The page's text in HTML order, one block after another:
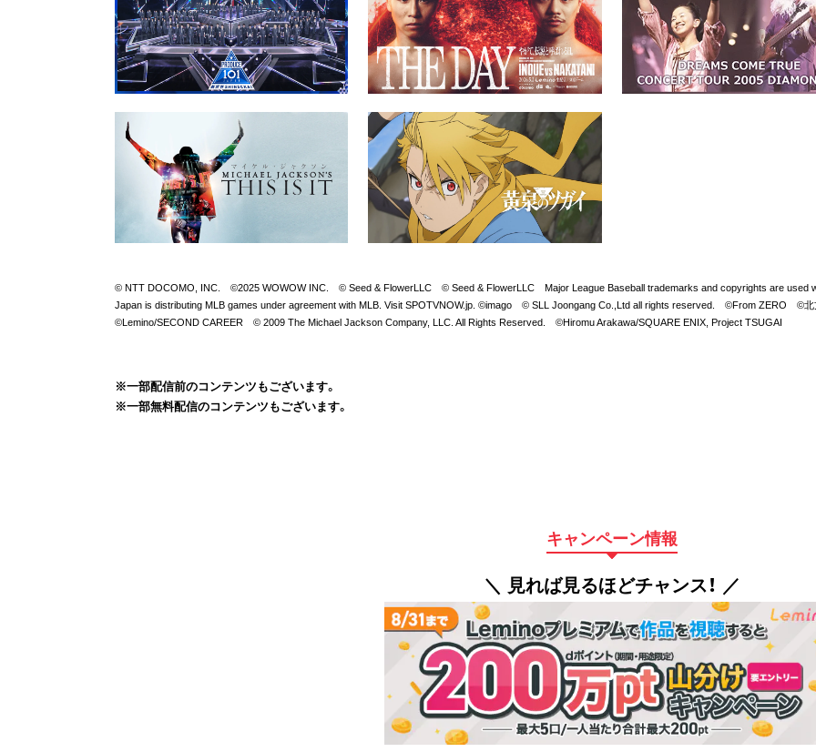
© NTT DOCOMO, INC. ©2025 WOWOW INC. © Seed & FlowerLLC © Seed & FlowerLLC Major League Baseball trademarks and copyrights are used
Japan is distributing MLB games under agreement with MLB. Visit SPOTVNOW.jp. ©imago © SLL Joongang Co.,Ltd all rights reserved. ©From ZERO
©Lemino/SECOND CAREER © 2009 The Michael Jackson Company, LLC. All Rights Reserved. ©Hiromu Arakawa/SQUARE ENIX, Project TSUGAI
※一部配信前のコンテンツもございます。
※一部無料配信のコンテンツもございます。
キャンペーン情報
＼ 見れば見るほどチャンス！ ／